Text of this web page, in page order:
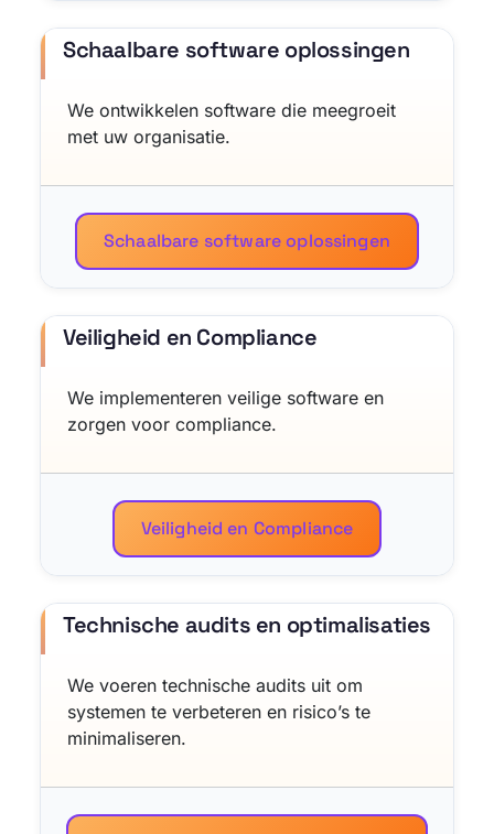
Schaalbare software oplossingen
We ontwikkelen software die meegroeit
met uw organisatie.
Schaalbare software oplossingen
Veiligheid en Compliance
We implementeren veilige software en
zorgen voor compliance.
Veiligheid en Compliance
Technische audits en optimalisaties
We voeren technische audits uit om
systemen te verbeteren en risico’s te
minimaliseren.